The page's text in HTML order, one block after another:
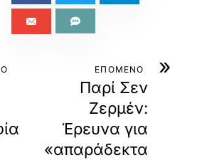
»
ΕΠΟΜΕΝΟ
Παρί Σεν
Ζερμέν:
Έρευνα για
«απαράδεκτα